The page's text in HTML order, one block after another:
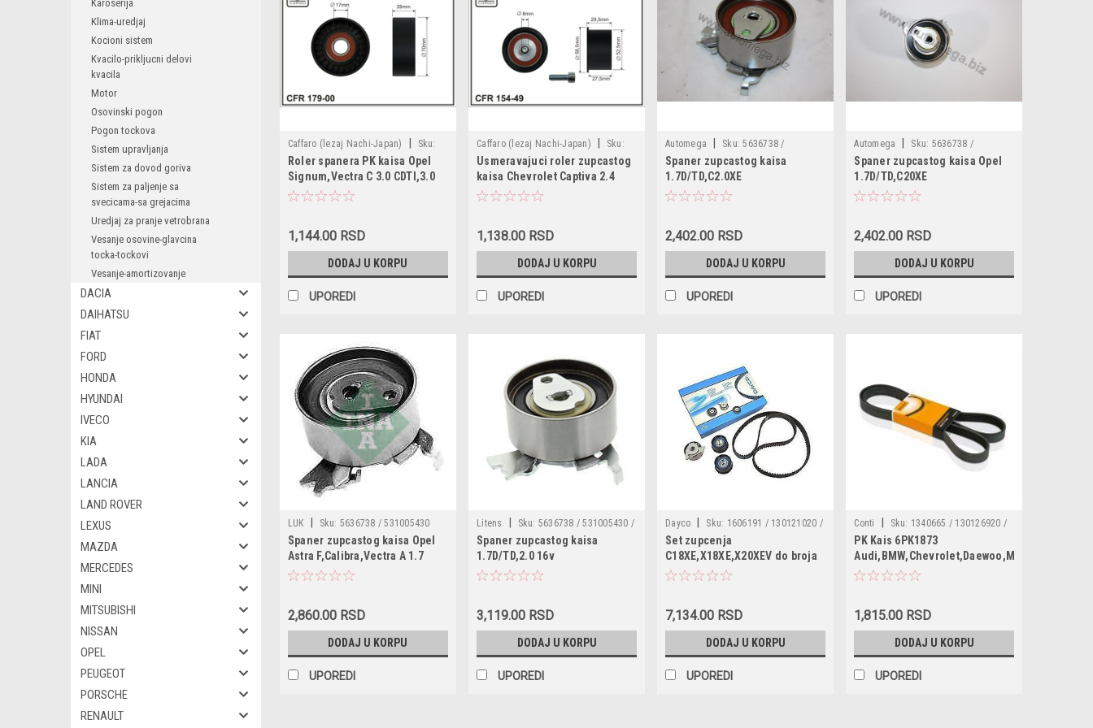
Karoserija
Klima-uredjaj
Kocioni sistem
Kvacilo-prikljucni delovi
kvacila
Motor
Osovinski pogon
Pogon tockova
Sistem upravljanja
Sistem za dovod goriva
Sistem za paljenje sa
svecicama-sa grejacima
Uredjaj za pranje vetrobrana
Vesanje osovine-glavcina
tocka-tockovi
Vesanje-amortizovanje
DACIA
DAIHATSU
FIAT
FORD
HONDA
HYUNDAI
IVECO
KIA
LADA
LANCIA
LAND ROVER
LEXUS
MAZDA
MERCEDES
MINI
MITSUBISHI
NISSAN
OPEL
PEUGEOT
PORSCHE
RENAULT
Caffaro (lezaj Nachi-Japan)
Sku:
1340541 / 5636741 / 7701055084 /
5954771 / 8-97312-462-0 /
8973124620 / 179-00
Roler spanera PK kaisa Opel
Signum,Vectra C 3.0 CDTI,3.0
V6 CDTI '03- ,Renault Espace
dimenzije 70x17x26
1,144.00 RSD
DODAJ U KORPU
UPOREDI
Caffaro (lezaj Nachi-Japan)
Sku:
5636425 / 9128738 / 154-49
Usmeravajuci roler zupcastog
kaisa Chevrolet Captiva 2.4
'06-,Epica 2.0 '05-
Evanda 2.0 '02-,Lacetti
1.8,Leganza,Nubira
1.8,2.0,2.2,Rezzo 2.0,Lada 110
52,5x8x27
1,138.00 RSD
DODAJ U KORPU
UPOREDI
Automega Sku: 5636738 /
1056360738
Spaner zupcastog kaisa
1.7D/TD,C2.0XE
2,402.00 RSD
DODAJ U KORPU
UPOREDI
Automega Sku: 5636738 /
3056360738
Spaner zupcastog kaisa Opel
1.7D/TD,C20XE
2,402.00 RSD
DODAJ U KORPU
UPOREDI
LUK Sku: 5636738 / 531005430
Spaner zupcastog kaisa Opel
Astra F,Calibra,Vectra A 1.7
D/TD,2.0 16v
2,860.00 RSD
DODAJ U KORPU
UPOREDI
Litens Sku: 5636738 / 531005430 /
1056360738
Spaner zupcastog kaisa
1.7D/TD,2.0 16v
3,119.00 RSD
DODAJ U KORPU
UPOREDI
Dayco Sku: 1606191 / 130121020 /
KTB257 / 1606192 / 1629064 /
1629065 / 93174260 / 93174261 /
95516737 / 95516738
Set zupcenja
C18XE,X18XE,X20XEV do broja
motora
7,134.00 RSD
DODAJ U KORPU
UPOREDI
Conti Sku: 1340665 / 130126920 /
1340639 / 24413294 / 6PK1873
PK Kais 6PK1873
1,815.00 RSD
DODAJ U KORPU
UPOREDI